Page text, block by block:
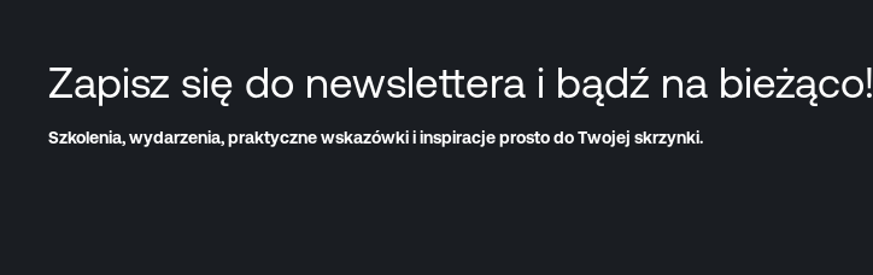
Zapisz się do newslettera i bądź na bieżąco!
Szkolenia, wydarzenia, praktyczne wskazówki i inspiracje prosto do Twojej skrzynki.